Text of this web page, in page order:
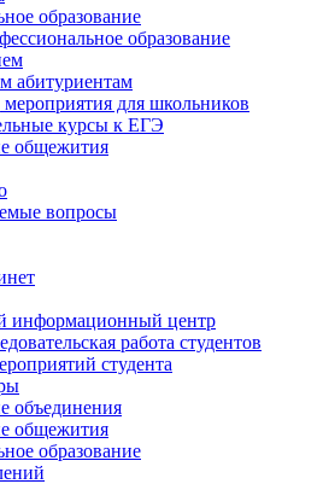
образование
образование
абитуриентам
для школьников
курсы к ЕГЭ
общежития
вопросы
информационный центр
работа студентов
студента
объединения
общежития
образование